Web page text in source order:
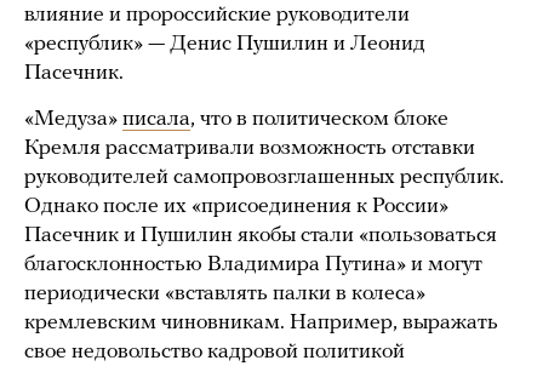
влияние и пророссийские руководители
«республик» — Денис Пушилин и Леонид
Пасечник.
«Медуза» писала, что в политическом блоке
Кремля рассматривали возможность отставки
руководителей самопровозглашенных республик.
Однако после их «присоединения к России»
Пасечник и Пушилин якобы стали «пользоваться
благосклонностью Владимира Путина» и могут
периодически «вставлять палки в колеса»
кремлевским чиновникам. Например, выражать
свое недовольство кадровой политикой